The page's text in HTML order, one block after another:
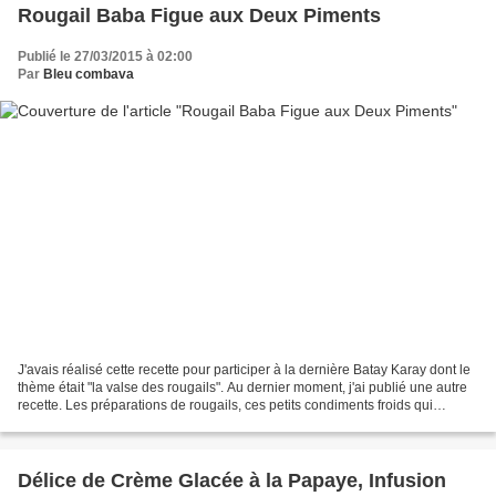
Rougail Baba Figue aux Deux Piments
Publié le 27/03/2015 à 02:00
Par Bleu combava
J'avais réalisé cette recette pour participer à la dernière Batay Karay dont le
thème était "la valse des rougails". Au dernier moment, j'ai publié une autre
recette. Les préparations de rougails, ces petits condiments froids qui
Délice de Crème Glacée à la Papaye, Infusion